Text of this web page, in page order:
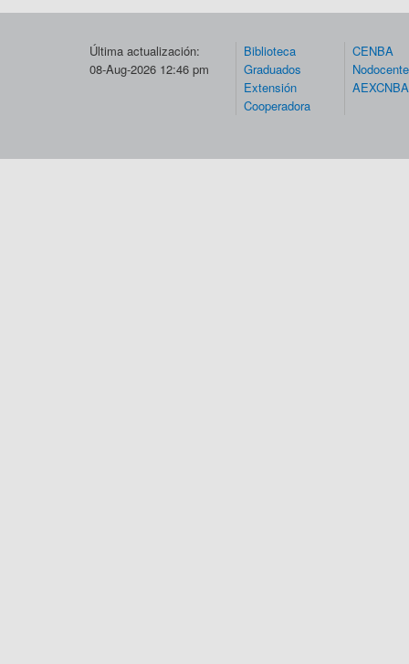
Última actualización:
08-Aug-2026 12:46 pm
Biblioteca
Graduados
Extensión
Cooperadora
CENBA
AEXCNBA